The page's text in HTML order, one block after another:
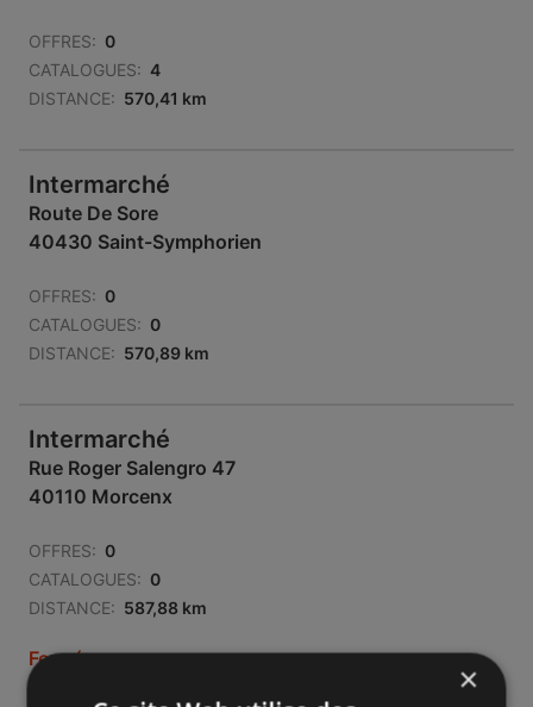
OFFRES: 0
CATALOGUES: 4
DISTANCE: 570,41 km
Intermarché
Route De Sore
40430 Saint-Symphorien
OFFRES: 0
CATALOGUES: 0
DISTANCE: 570,89 km
Intermarché
Rue Roger Salengro 47
40110 Morcenx
OFFRES: 0
CATALOGUES: 0
DISTANCE: 587,88 km
Fermé
Lundi - Samedi
09:00 -19:00
×